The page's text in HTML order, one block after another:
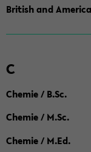
British and
C
Chemie / B.Sc.
Chemie / M.Sc.
Chemie / M.Ed.